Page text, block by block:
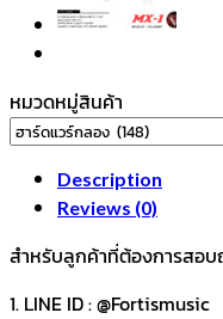
ควาย
แขวน
คู่
Stand
Tom
Holder*2
รุ่น
TTS-
1000
หมวดหมู่สินค้า
Description
Reviews (0)
สำหรับลูกค้าที่ต้องการสอบ
1. LINE ID : @Fortismusic